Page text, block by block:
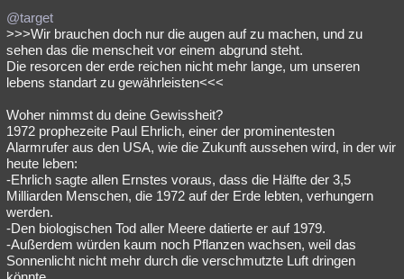
@target
>>>Wir brauchen doch nur die augen auf zu machen, und zu
sehen das die menscheit vor einem abgrund steht.
Die resorcen der erde reichen nicht mehr lange, um unseren
lebens standart zu gewährleisten<<<
Woher nimmst du deine Gewissheit?
1972 prophezeite Paul Ehrlich, einer der prominentesten
Alarmrufer aus den USA, wie die Zukunft aussehen wird, in der wir
heute leben:
-Ehrlich sagte allen Ernstes voraus, dass die Hälfte der 3,5
Milliarden Menschen, die 1972 auf der Erde lebten, verhungern
werden.
-Den biologischen Tod aller Meere datierte er auf 1979.
-Außerdem würden kaum noch Pflanzen wachsen, weil das
Sonnenlicht nicht mehr durch die verschmutzte Luft dringen